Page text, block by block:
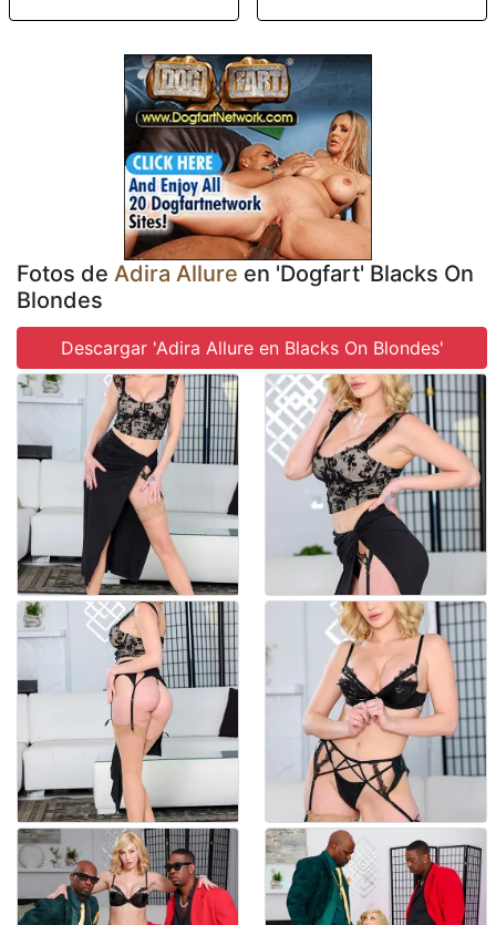
Fotos de Adira Allure en 'Dogfart' Blacks On
Blondes
Descargar 'Adira Allure en Blacks On Blondes'